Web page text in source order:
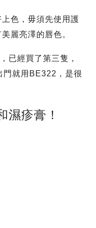
色，毋須先使用護
麗亮澤的唇色。
已經買了第三隻，
門就用BE322，是很
濕疹膏！